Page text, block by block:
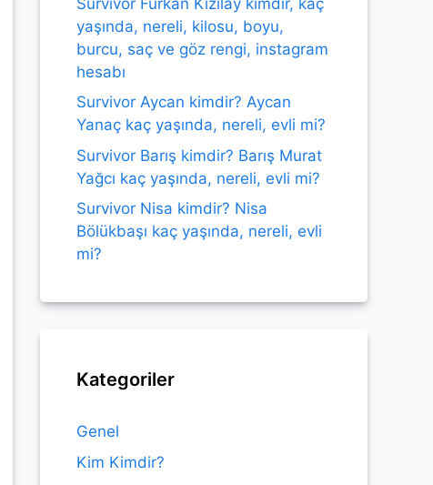
yaşında, nereli, kilosu, boyu,
burcu, saç ve göz rengi, instagram
hesabı
Survivor Aycan kimdir? Aycan
Yanaç kaç yaşında, nereli, evli mi?
Survivor Barış kimdir? Barış Murat
Yağcı kaç yaşında, nereli, evli mi?
Survivor Nisa kimdir? Nisa
Bölükbaşı kaç yaşında, nereli, evli
mi?
Kategoriler
Genel
Kim Kimdir?